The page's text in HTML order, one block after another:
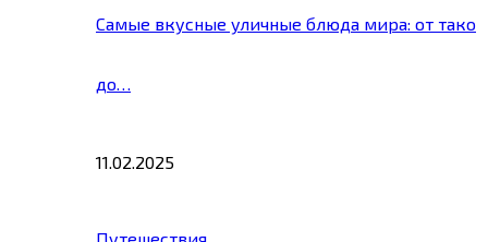
Самые вкусные уличные блюда мира: от тако
до…
11.02.2025